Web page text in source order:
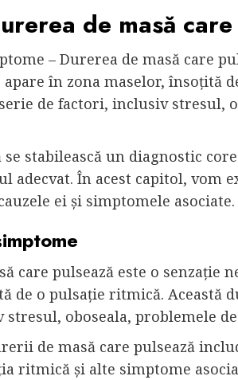
de masă
– Durerea de masă care
apare în zona maselor, însoțită
de factori, inclusiv stresul,
se stabilească un diagnostic
adecvat. În acest capitol, vom
ei și simptomele asociate.
care pulsează este o senzație
de o pulsație ritmică. Această
oboseala, problemele
de masă care pulsează
ritmică și alte simptome